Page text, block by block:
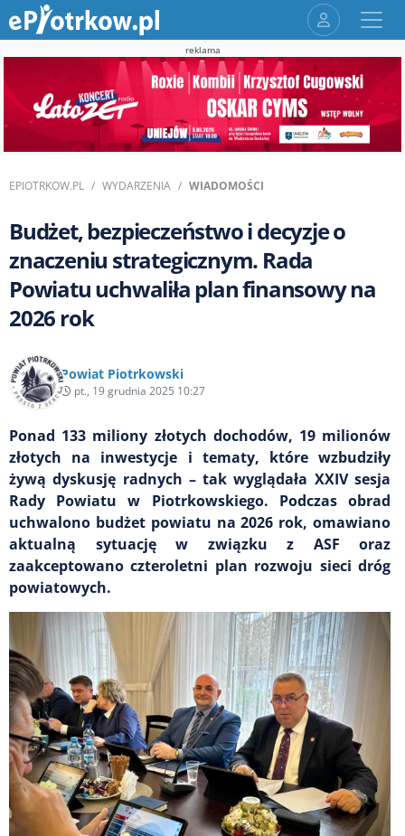
reklama
EPIOTRKOW.PL WYDARZENIA WIADOMOŚCI
Budżet, bezpieczeństwo i decyzje o
znaczeniu strategicznym. Rada
Powiatu uchwaliła plan finansowy na
2026 rok
Powiat Piotrkowski
pt., 19 grudnia 2025 10:27
Ponad 133 miliony złotych dochodów, 19 milionów
złotych na inwestycje i tematy, które wzbudziły
żywą dyskusję radnych – tak wyglądała XXIV sesja
Rady Powiatu w Piotrkowskiego. Podczas obrad
uchwalono budżet powiatu na 2026 rok, omawiano
aktualną sytuację w związku z ASF oraz
zaakceptowano czteroletni plan rozwoju sieci dróg
powiatowych.